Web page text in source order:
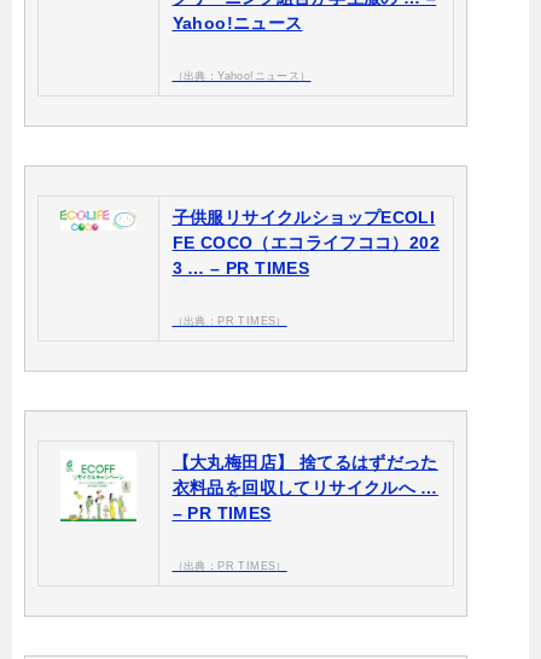
Yahoo!ニュース
（出典：Yahoo!ニュース）
子供服リサイクルショップECOLI
FE COCO（エコライフココ）202
3 … – PR TIMES
（出典：PR TIMES）
【大丸梅田店】 捨てるはずだった
衣料品を回収してリサイクルへ …
– PR TIMES
（出典：PR TIMES）